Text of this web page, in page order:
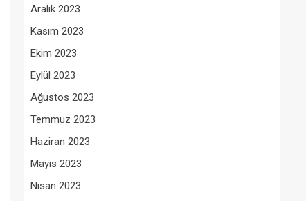
Aralık 2023
Kasım 2023
Ekim 2023
Eylül 2023
Ağustos 2023
Temmuz 2023
Haziran 2023
Mayıs 2023
Nisan 2023